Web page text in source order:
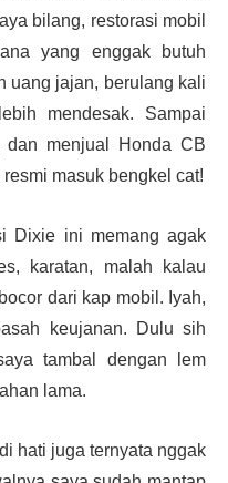
bilang, restorasi mobil
yang enggak butuh
uang jajan, berulang kali
mendesak. Sampai
dan menjual Honda CB
masuk bengkel cat!
Dixie ini memang agak
karatan, malah kalau
dari kap mobil. Iyah,
keujanan. Dulu sih
tambal dengan lem
lama.
hati juga ternyata nggak